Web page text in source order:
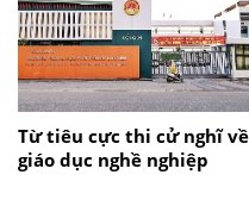
Từ tiêu cực thi cử nghĩ về
giáo dục nghề nghiệp